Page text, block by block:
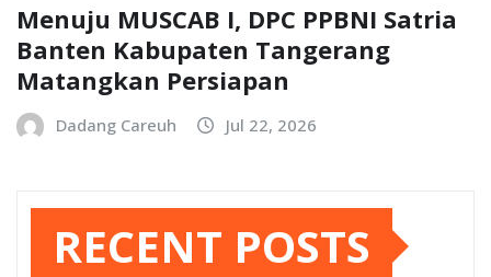
Menuju MUSCAB I, DPC PPBNI Satria
Banten Kabupaten Tangerang
Matangkan Persiapan
Dadang Careuh Jul 22, 2026
RECENT POSTS